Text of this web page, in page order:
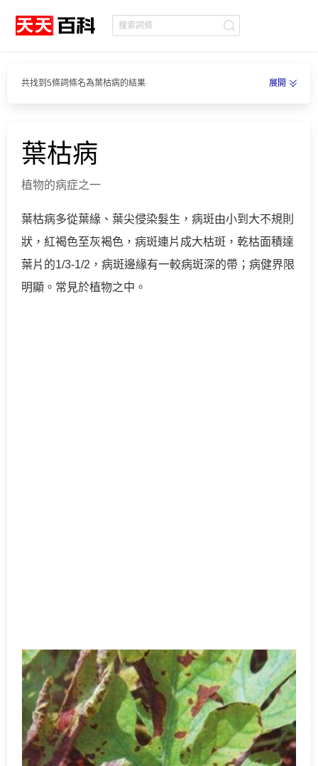
共找到5條詞條名為葉枯病的結果 展開
葉枯病
植物的病症之一
葉枯病多從葉緣、葉尖侵染髮生，病斑由小到大不規則
狀，紅褐色至灰褐色，病斑連片成大枯斑，乾枯面積達
葉片的1/3-1/2，病斑邊緣有一較病斑深的帶；病健界限
明顯。常見於植物之中。